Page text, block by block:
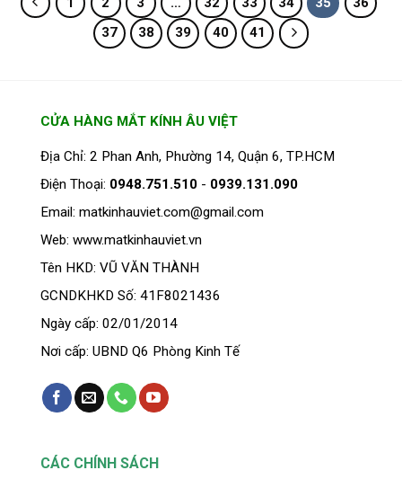
nhiều
biến
chọn
thể
chọn
trên
37
38 39 40 41
CỬA HÀNG MẮT KÍNH ÂU VIỆT
Địa Chỉ: 2 Phan Anh, Phường 14, Quận 6, TP.HCM
Điện Thoại: 0948.751.510 - 0939.131.090
Email: matkinhauviet.com@gmail.com
Web: www.matkinhauviet.vn
Tên HKD: VŨ VĂN THÀNH
GCNDKHKD Số: 41F8021436
Ngày cấp: 02/01/2014
Nơi cấp: UBND Q6 Phòng Kinh Tế
CÁC CHÍNH SÁCH